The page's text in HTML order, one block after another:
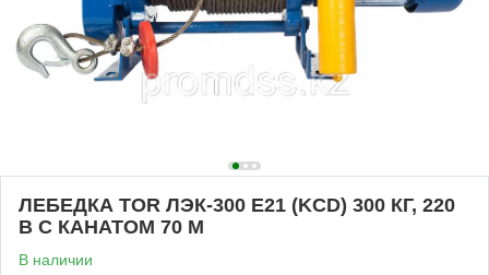
ЛЕБЕДКА TOR ЛЭК-300 E21 (KCD) 300 КГ, 220
В С КАНАТОМ 70 М
В наличии